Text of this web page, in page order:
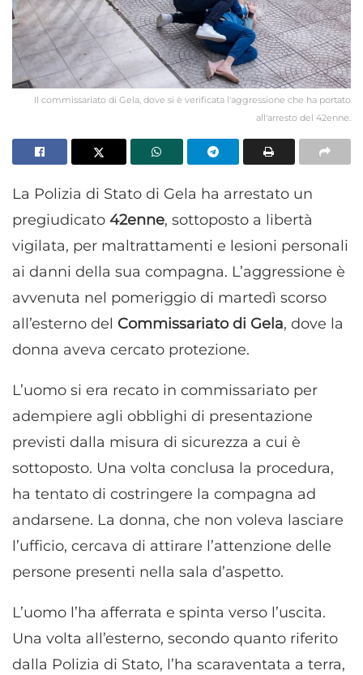
Il commissariato di Gela, dove si è verificata l'aggressione che ha portato
all'arresto del 42enne.
La Polizia di Stato di Gela ha arrestato un
pregiudicato 42enne, sottoposto a libertà
vigilata, per maltrattamenti e lesioni personali
ai danni della sua compagna. L’aggressione è
avvenuta nel pomeriggio di martedì scorso
all’esterno del Commissariato di Gela, dove la
donna aveva cercato protezione.
L’uomo si era recato in commissariato per
adempiere agli obblighi di presentazione
previsti dalla misura di sicurezza a cui è
sottoposto. Una volta conclusa la procedura,
ha tentato di costringere la compagna ad
andarsene. La donna, che non voleva lasciare
l’ufficio, cercava di attirare l’attenzione delle
persone presenti nella sala d’aspetto.
L’uomo l’ha afferrata e spinta verso l’uscita.
Una volta all’esterno, secondo quanto riferito
dalla Polizia di Stato, l’ha scaraventata a terra,